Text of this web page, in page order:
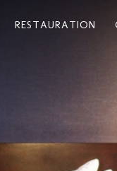
RESTAURATION